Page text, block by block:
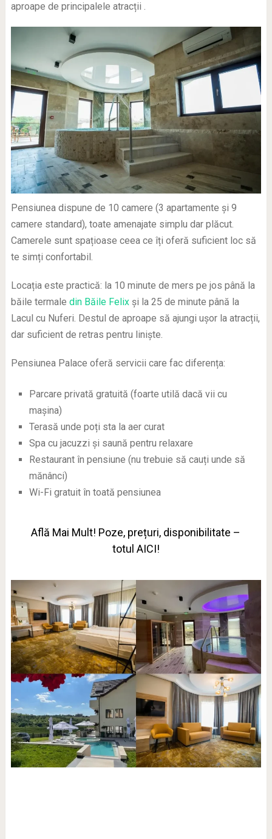
aproape de principalele atracții .
Pensiunea dispune de 10 camere (3 apartamente și 9
camere standard), toate amenajate simplu dar plăcut.
Camerele sunt spațioase ceea ce îți oferă suficient loc să
te simți confortabil.
Locația este practică: la 10 minute de mers pe jos până la
băile termale din Băile Felixși la 25 de minute până la
Lacul cu Nuferi. Destul de aproape să ajungi ușor la atracții,
dar suficient de retras pentru liniște.
Pensiunea Palace oferă servicii care fac diferența:
Parcare privată gratuită (foarte utilă dacă vii cu
mașina)
Terasă unde poți sta la aer curat
Spa cu jacuzzi și saună pentru relaxare
Restaurant în pensiune (nu trebuie să cauți unde să
mănânci)
Wi-Fi gratuit în toată pensiunea
Află Mai Mult! Poze, prețuri, disponibilitate –
totul AICI!